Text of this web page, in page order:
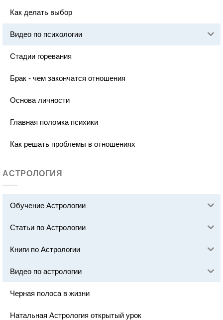
Как делать выбор
Видео по психологии
Стадии горевания
Брак - чем закончатся отношения
Основа личности
Главная поломка психики
Как решать проблемы в отношениях
АСТРОЛОГИЯ
Обучение Астрологии
Статьи по Астрологии
Книги по Астрологии
Видео по астрологии
Черная полоса в жизни
Натальная Астрология открытый урок